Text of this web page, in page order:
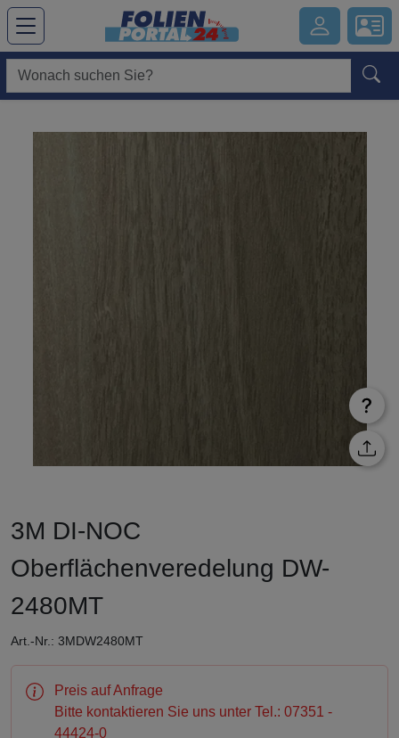
Hauptregion der Seite anspringen
3M DI-NOC
Oberflächenveredelung DW-
2480MT
Art.-Nr.: 3MDW2480MT
Preis auf Anfrage
Bitte kontaktieren Sie uns unter Tel.: 07351 -
44424-0